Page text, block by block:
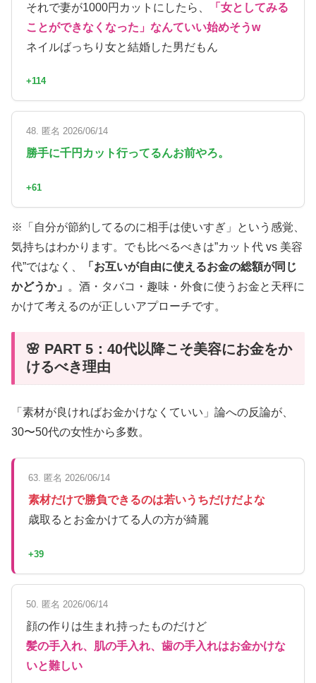
それで妻が1000円カットにしたら、
「女としてみる
ことができなくなった」なんていい始めそうw
ネイルばっちり女と結婚した男だもん
+114
48. 匿名 2026/06/14
勝手に千円カット行ってるんお前やろ。
+61
※「自分が節約してるのに相手は使いすぎ」という感覚、
気持ちはわかります。でも比べるべきは”カット代 vs 美容
代”ではなく、
「お互いが自由に使えるお金の総額が同じ
かどうか」
。酒・タバコ・趣味・外食に使うお金と天秤に
かけて考えるのが正しいアプローチです。
🌸 PART 5：40代以降こそ美容にお金をか
けるべき理由
「素材が良ければお金かけなくていい」論への反論が、
30〜50代の女性から多数。
63. 匿名 2026/06/14
素材だけで勝負できるのは若いうちだけだよな
歳取るとお金かけてる人の方が綺麗
+39
50. 匿名 2026/06/14
顔の作りは生まれ持ったものだけど
髪の手入れ、肌の手入れ、歯の手入れはお金かけな
いと難しい